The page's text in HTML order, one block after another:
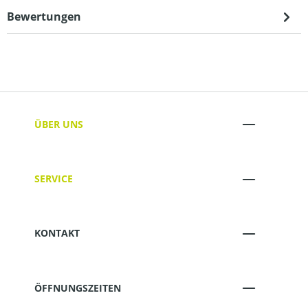
Bewertungen
ÜBER UNS
SERVICE
KONTAKT
ÖFFNUNGSZEITEN